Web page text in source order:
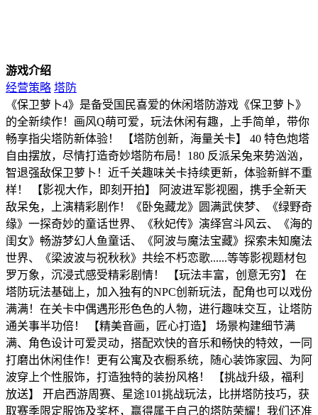
游戏介绍
经营策略 塔防
《保卫萝卜4》是备受国民喜爱的休闲塔防游戏《保卫萝卜》
的全新续作！画风Q萌可爱，玩法休闲有趣，上手简单，带你
畅享指尖塔防新体验！ 【塔防创新，海量关卡】 40 特色炮塔
自由摆放，尽情打造奇妙塔防布局！180 反派呆兔来势汹汹，
智退强敌保卫萝卜！近千关趣味关卡持续更新，体验新鲜不重
样！ 【影视大作，即刻开拍】 阿波进军影视圈，携手全新天
敌呆兔，上演精彩剧作！《卧兔藏龙》圆满武侠梦、《绿野奇
缘》一探奇妙的童话世界、《秋妃传》演绎宫斗风云、《海的
闺女》畅游梦幻人鱼童话、《阿波与魔法宝藏》探索未知魔法
世界、《梁波波与祝秋秋》共绘不朽恋歌......等等影视题材包
罗万象，沉浸式感受精彩剧情！ 【玩法丰富，创意无穷】 在
塔防玩法基础上，加入独有的NPC创新玩法，配角也可以戏份
满满！在关卡中偶遇形形色色的人物，进行趣味交互，让塔防
通关事半功倍！ 【精美音画，匠心打造】 场景构建细节满
满、角色设计可爱灵动，搭配欢快的音乐和畅快的特效，一同
打磨出休闲佳作！更有公寓及衣橱系统，随心装饰家园、为阿
波穿上个性服饰，打造独特的装扮风格！ 【挑战升级，福利
放送】 开启西游周赛、星途101挑战玩法，比拼塔防技巧，获
取赛季限定服饰及奖杯，赢得属于自己的塔防荣耀！我们还准